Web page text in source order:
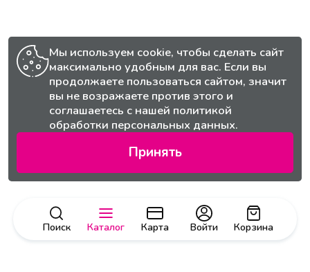
Поиск Каталог Карта Корзина
Войти
Мы используем cookie, чтобы сделать сайт
максимально удобным для вас. Если вы
продолжаете пользоваться сайтом, значит
вы не возражаете против этого и
соглашаетесь с нашей политикой
обработки персональных данных.
Принять